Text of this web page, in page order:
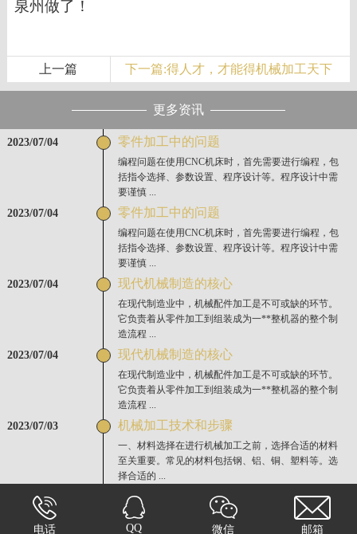
泉州做了！
上一篇 下一篇:得人才，才能得机械加工天下
更多资讯
2023/07/04 零件加工中的问题
编程问题在使用CNC机床时，首先需要进行编程，包
括指令选择、参数设置、程序设计等。程序设计中需
要谨慎 ...
2023/07/04 零件加工中的问题
编程问题在使用CNC机床时，首先需要进行编程，包
括指令选择、参数设置、程序设计等。程序设计中需
要谨慎 ...
2023/07/04 现代机械制造的核心
在现代制造业中，机械配件加工是不可或缺的环节。
它负责着从零件加工到组装成为一**整机器的整个制
造流程 ...
2023/07/04 现代机械制造的核心
在现代制造业中，机械配件加工是不可或缺的环节。
它负责着从零件加工到组装成为一**整机器的整个制
造流程 ...
2023/07/03 机械加工技术和步骤
一、材料选择在进行机械加工之前，选择合适的材料
至关重要。常见的材料包括钢、铝、铜、塑料等。选
择合适的 ...
电话 QQ 微信 邮箱